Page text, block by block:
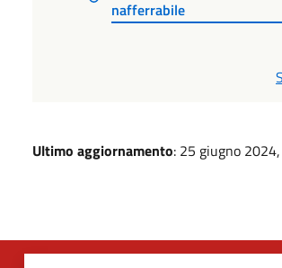
nafferrabile
Ultimo aggiornamento: 25 giugno